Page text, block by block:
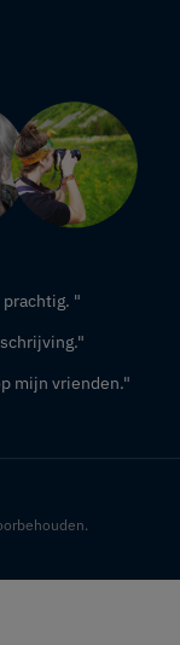
"
mijn vrienden."